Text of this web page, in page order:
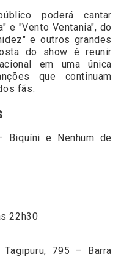
poderá cantar
e "Vento Ventania", do
e outros grandes
do show é reunir
em uma única
que continuam
fãs.
Biquíni e Nenhum de
22h30
795 – Barra